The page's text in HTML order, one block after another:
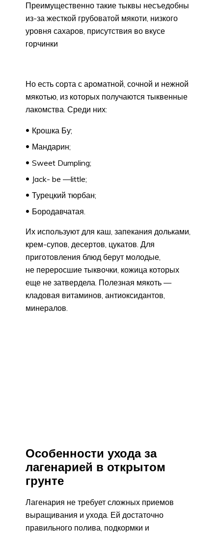
Преимущественно такие тыквы несъедобны
из-за жесткой грубоватой мякоти, низкого
уровня сахаров, присутствия во вкусе
горчинки
Но есть сорта с ароматной, сочной и нежной
мякотью, из которых получаются тыквенные
лакомства. Среди них:
Крошка Бу;
Мандарин;
Sweet Dumpling;
Jack- be —little;
Турецкий тюрбан;
Бородавчатая.
Их используют для каш, запекания дольками,
крем-супов, десертов, цукатов. Для
приготовления блюд берут молодые,
не переросшие тыквочки, кожица которых
еще не затвердела. Полезная мякоть —
кладовая витаминов, антиоксидантов,
минералов.
Особенности ухода за
лагенарией в открытом
грунте
Лагенария не требует сложных приемов
выращивания и ухода. Ей достаточно
правильного полива, подкормки и